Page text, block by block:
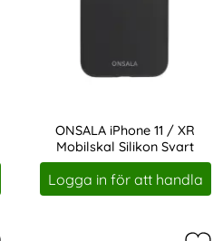
ONSALA iPhone 11 / XR
Mobilskal Silikon Svart
Art. nr 207509
Logga in för att handla